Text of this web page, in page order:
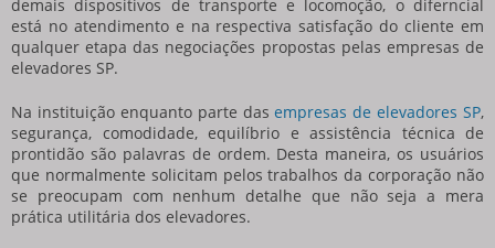
demais dispositivos de transporte e locomoção, o diferncial
está no atendimento e na respectiva satisfação do cliente em
qualquer etapa das negociações propostas pelas empresas de
elevadores SP.
Na instituição enquanto parte dasempresas de elevadores SP,
segurança, comodidade, equilíbrio e assistência técnica de
prontidão são palavras de ordem. Desta maneira, os usuários
que normalmente solicitam pelos trabalhos da corporação não
se preocupam com nenhum detalhe que não seja a mera
prática utilitária dos elevadores.